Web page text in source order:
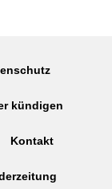
kündigen
Kontakt